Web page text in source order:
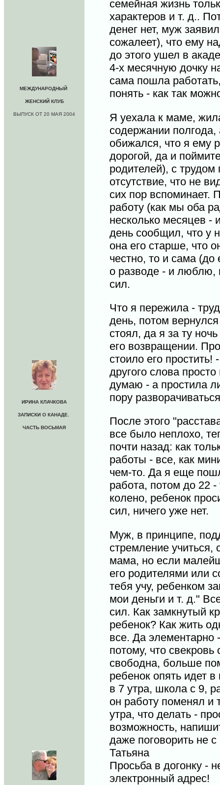
МЕЖДУНАРОДНЫЙ
ЖЕНСКИЙ КЛУБ
ВЫПУСК ОТ 20 МАЯ 2004
ИРИНА КЛАЧКОВА
ЗАПИСКИ О КАНАДЕ.
ЧАСТЬ ВОСЬМАЯ
семейная жизнь
характеров и т. д..
денег нет, муж
сожалеет), что ему
до этого ушел в
4-х месячную дочку
сама пошла
понять - как так
Я уехала к маме,
содержании
обижался, что я ему
дорогой, да и
родителей), с
отсутствие, что не
сих пор вспоминает.
работу (как мы оба
несколько месяцев -
день сообщил, что у
она его старше, что
честно, то и сама
о разводе - и люблю,
сил.
Что я пережила -
день, потом
стоял, да я за ту
его возвращении.
стоило его
другого слова
думаю - а простила
пору
После этого
все было неплохо,
почти назад: как
работы - все, как
чем-то. Да я еще
работа, потом до 22
колено, ребенок
сил, ничего уже нет.
Муж, в принципе,
стремление учиться,
мама, но если
его родителями или
тебя учу, ребенком
мои деньги и т. д."
сил. Как замкнутый
ребенок? Как жить
все. Да элементарно
потому, что
свободна, больше
ребенок опять идет
в 7 утра, школа с 9,
он работу поменял и
утра, что делать -
возможность,
даже поговорить не
Татьяна
Просьба в догонку -
электронный адрес!